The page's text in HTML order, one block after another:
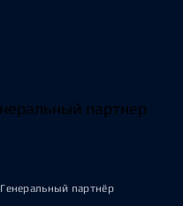
Генеральный партнёр